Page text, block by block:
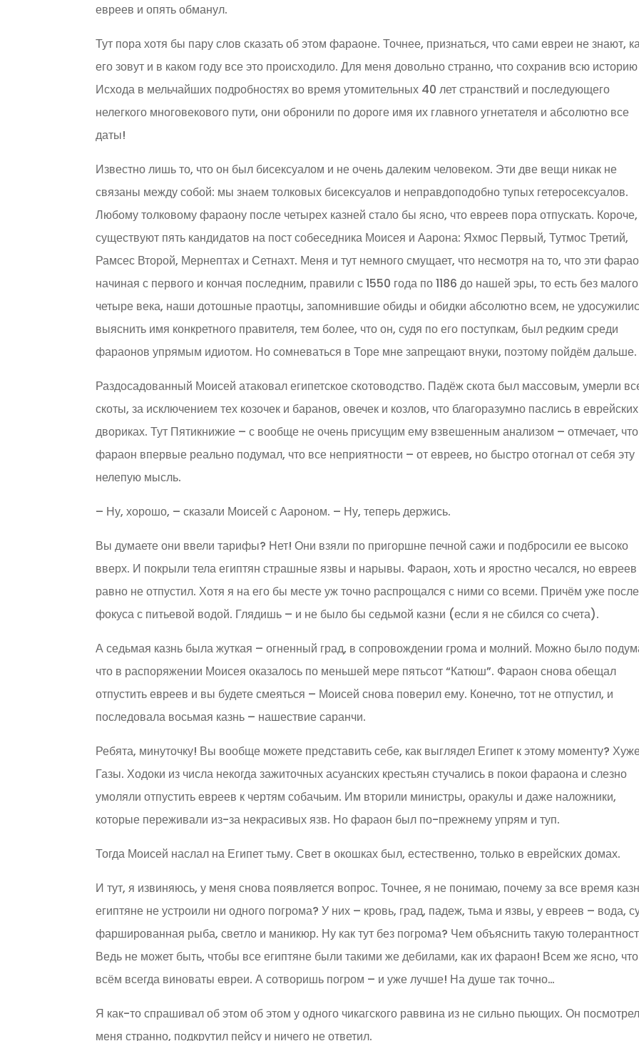
евреев и опять обманул.
Тут пора хотя бы пару слов сказать об этом фараоне. Точнее, признаться, что сами евреи не знают,
его зовут и в каком году все это происходило. Для меня довольно странно, что сохранив всю историю
Исхода в мельчайших подробностях во время утомительных 40 лет странствий и последующего
нелегкого многовекового пути, они обронили по дороге имя их главного угнетателя и абсолютно все
даты!
Известно лишь то, что он был бисексуалом и не очень далеким человеком. Эти две вещи никак не
связаны между собой: мы знаем толковых бисексуалов и неправдоподобно тупых гетеросексуалов.
Любому толковому фараону после четырех казней стало бы ясно, что евреев пора отпускать. Короче,
существуют пять кандидатов на пост собеседника Моисея и Аарона: Яхмос Первый, Тутмос Третий,
Рамсес Второй, Мернептах и Сетнахт. Меня и тут немного смущает, что несмотря на то, что эти
начиная с первого и кончая последним, правили с 1550 года по 1186 до нашей эры, то есть без малого
четыре века, наши дотошные праотцы, запомнившие обиды и обидки абсолютно всем, не
выяснить имя конкретного правителя, тем более, что он, судя по его поступкам, был редким среди
фараонов упрямым идиотом. Но сомневаться в Торе мне запрещают внуки, поэтому пойдём дальше.
Раздосадованный Моисей атаковал египетское скотоводство. Падёж скота был массовым, умерли
скоты, за исключением тех козочек и баранов, овечек и козлов, что благоразумно паслись в еврейских
двориках. Тут Пятикнижие – с вообще не очень присущим ему взвешенным анализом – отмечает, что
фараон впервые реально подумал, что все неприятности – от евреев, но быстро отогнал от себя эту
нелепую мысль.
– Ну, хорошо, – сказали Моисей с Аароном. – Ну, теперь держись.
Вы думаете они ввели тарифы? Нет! Они взяли по пригоршне печной сажи и подбросили ее высоко
вверх. И покрыли тела египтян страшные язвы и нарывы. Фараон, хоть и яростно чесался, но
равно не отпустил. Хотя я на его бы месте уж точно распрощался с ними со всеми. Причём уже после
фокуса с питьевой водой. Глядишь – и не было бы седьмой казни (если я не сбился со счета).
А седьмая казнь была жуткая – огненный град, в сопровождении грома и молний. Можно было
что в распоряжении Моисея оказалось по меньшей мере пятьсот “Катюш”. Фараон снова обещал
отпустить евреев и вы будете смеяться – Моисей снова поверил ему. Конечно, тот не отпустил, и
последовала восьмая казнь – нашествие саранчи.
Ребята, минуточку! Вы вообще можете представить себе, как выглядел Египет к этому моменту?
Газы. Ходоки из числа некогда зажиточных асуанских крестьян стучались в покои фараона и слезно
умоляли отпустить евреев к чертям собачьим. Им вторили министры, оракулы и даже наложники,
которые переживали из-за некрасивых язв. Но фараон был по-прежнему упрям и туп.
Тогда Моисей наслал на Египет тьму. Свет в окошках был, естественно, только в еврейских домах.
И тут, я извиняюсь, у меня снова появляется вопрос. Точнее, я не понимаю, почему за все время
египтяне не устроили ни одного погрома? У них – кровь, град, падеж, тьма и язвы, у евреев – вода,
фаршированная рыба, светло и маникюр. Ну как тут без погрома? Чем объяснить такую
Ведь не может быть, чтобы все египтяне были такими же дебилами, как их фараон! Всем же ясно,
всём всегда виноваты евреи. А сотворишь погром – и уже лучше! На душе так точно…
Я как-то спрашивал об этом об этом у одного чикагского раввина из не сильно пьющих. Он
меня странно, подкрутил пейсу и ничего не ответил.